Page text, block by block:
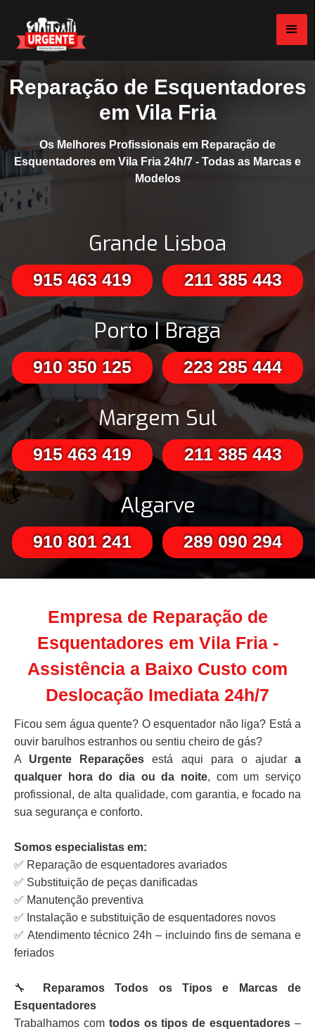
Reparação de Esquentadores
em Vila Fria
Os Melhores Profissionais em Reparação de
Esquentadores em Vila Fria 24h/7 - Todas as Marcas e
Modelos
Grande Lisboa
915 463 419 211 385 443
Porto | Braga
910 350 125 223 285 444
Margem Sul
915 463 419 211 385 443
Algarve
910 801 241 289 090 294
Empresa de Reparação de
Esquentadores em Vila Fria -
Assistência a Baixo Custo com
Deslocação Imediata 24h/7
Ficou sem água quente? O esquentador não liga? Está a
ouvir barulhos estranhos ou sentiu cheiro de gás?
A Urgente Reparações está aqui para o ajudar a
qualquer hora do dia ou da noite, com um serviço
profissional, de alta qualidade, com garantia, e focado na
sua segurança e conforto.
Somos especialistas em:
✅ Reparação de esquentadores avariados
✅ Substituição de peças danificadas
✅ Manutenção preventiva
✅ Instalação e substituição de esquentadores novos
✅ Atendimento técnico 24h – incluindo fins de semana e
feriados
🔧
Reparamos Todos os Tipos e Marcas de
Esquentadores
Trabalhamos com todos os tipos de esquentadores –